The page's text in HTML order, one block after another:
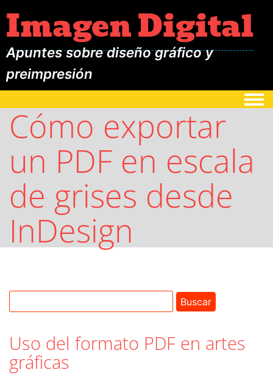
Imagen Digital
Apuntes sobre diseño gráfico y
preimpresión
Cómo exportar
un PDF en escala
de grises desde
InDesign
Uso del formato PDF en artes
gráficas